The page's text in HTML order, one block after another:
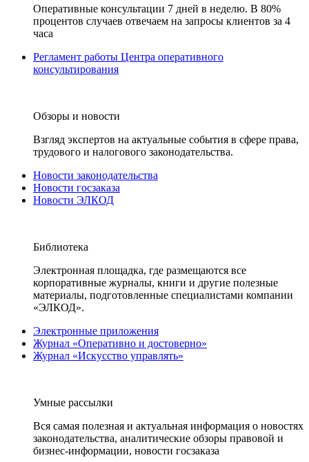
Оперативные консультации 7 дней в неделю. В 80%
процентов случаев отвечаем на запросы клиентов за 4
часа
Регламент работы Центра оперативного
консультирования
Обзоры и новости
Взгляд экспертов на актуальные события в сфере права,
трудового и налогового законодательства.
Новости законодательства
Новости госзаказа
Новости ЭЛКОД
Библиотека
Электронная площадка, где размещаются все
корпоративные журналы, книги и другие полезные
материалы, подготовленные специалистами компании
«ЭЛКОД».
Электронные приложения
Журнал «Оперативно и достоверно»
Журнал «Искусство управлять»
Умные рассылки
Вся самая полезная и актуальная информация о новостях
законодательства, аналитические обзоры правовой и
бизнес-информации, новости госзаказа